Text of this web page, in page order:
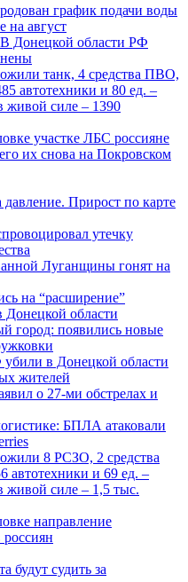
график подачи воды
на август
Донецкой области РФ
танк, 4 средства ПВО,
автотехники и 80 ед. –
живой силе – 1390
участке ЛБС россияне
их снова на Покровском
Прирост по карте
утечку
Луганщины гонят на
на “расширение”
Донецкой области
город: появились новые
в Донецкой области
жителей
о 27-ми обстрелах и
БПЛА атаковали
8 РСЗО, 2 средства
автотехники и 69 ед. –
живой силе – 1,5 тыс.
направление
будут судить за